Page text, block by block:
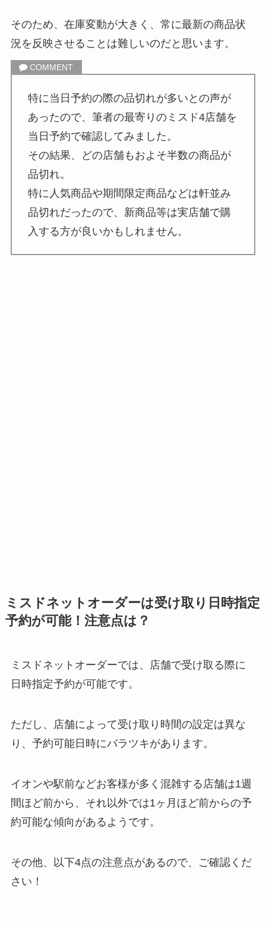
そのため、在庫変動が大きく、常に最新の商品状
況を反映させることは難しいのだと思います。
特に当日予約の際の品切れが多いとの声が
あったので、筆者の最寄りのミスド4店舗を
当日予約で確認してみました。
その結果、どの店舗もおよそ半数の商品が
品切れ。
特に人気商品や期間限定商品などは軒並み
品切れだったので、新商品等は実店舗で購
入する方が良いかもしれません。
ミスドネットオーダーは受け取り日時指定
予約が可能！注意点は？
ミスドネットオーダーでは、店舗で受け取る際に
日時指定予約が可能です。
ただし、店舗によって受け取り時間の設定は異な
り、予約可能日時にバラツキがあります。
イオンや駅前などお客様が多く混雑する店舗は1週
間ほど前から、それ以外では1ヶ月ほど前からの予
約可能な傾向があるようです。
その他、以下4点の注意点があるので、ご確認くだ
さい！